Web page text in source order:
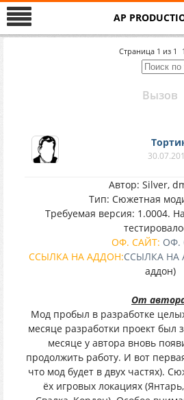
AP
Страница 1 из 1 1
Вызов
Автор: Silver,
Тип: Сюжетная
Требуемая версия: 1.0004.
ОФ. САЙТ: ОФ.
ССЫЛКА НА АДДОН:ССЫЛКА НА
аддон)
От
Мод пробыл в разработке
месяце разработки проект был
месяце у автора вновь
продолжить работу. И вот
что мод будет в двух частях).
ёх игровых локациях